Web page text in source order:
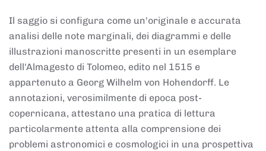
Il saggio si configura come un'originale e accurata
analisi delle note marginali, dei diagrammi e delle
illustrazioni manoscritte presenti in un esemplare
dell'Almagesto di Tolomeo, edito nel 1515 e
appartenuto a Georg Wilhelm von Hohendorff. Le
annotazioni, verosimilmente di epoca post-
copernicana, attestano una pratica di lettura
particolarmente attenta alla comprensione dei
problemi astronomici e cosmologici in una prospettiva